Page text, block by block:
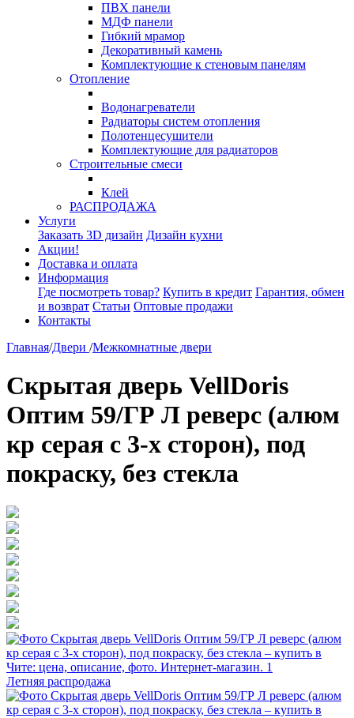
ПВХ панели
МДФ панели
Гибкий мрамор
Декоративный камень
Комплектующие к стеновым панелям
Отопление
Водонагреватели
Радиаторы систем отопления
Полотенцесушители
Комплектующие для радиаторов
Строительные смеси
Клей
РАСПРОДАЖА
Услуги
Заказать 3D дизайн Дизайн кухни
Акции!
Доставка и оплата
Информация
Где посмотреть товар? Купить в кредит Гарантия, обмен
и возврат Статьи Оптовые продажи
Контакты
Главная/Двери /Межкомнатные двери
Скрытая дверь VellDoris
Оптим 59/ГР Л реверс (алюм
кр серая с 3-х сторон), под
покраску, без стекла
Летняя распродажа